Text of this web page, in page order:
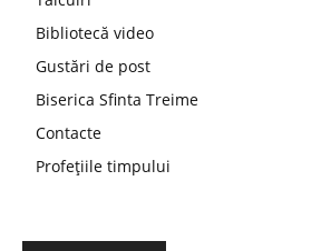
Bibliotecă video
Gustări de post
Biserica Sfinta Treime
Contacte
Profețiile timpului